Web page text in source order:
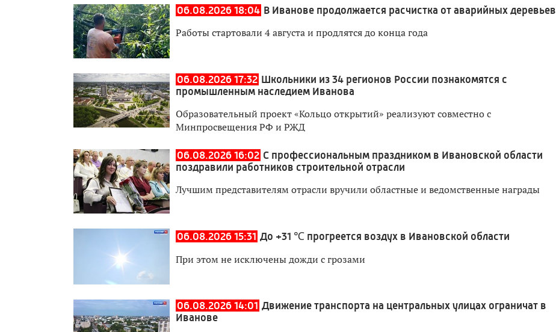
06.08.2026 18:04 В Иванове продолжается расчистка от аварийных деревьев
Работы стартовали 4 августа и продлятся до конца года
06.08.2026 17:32 Школьники из 34 регионов России познакомятся с
промышленным наследием Иванова
Образовательный проект «Кольцо открытий» реализуют совместно с
Минпросвещения РФ и РЖД
06.08.2026 16:02 С профессиональным праздником в Ивановской области
поздравили работников строительной отрасли
Лучшим представителям отрасли вручили областные и ведомственные награды
06.08.2026 15:31 До +31 ℃ прогреется воздух в Ивановской области
При этом не исключены дожди с грозами
06.08.2026 14:01 Движение транспорта на центральных улицах ограничат в
Иванове